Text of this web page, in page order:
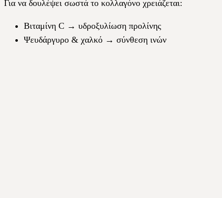
Για να δουλέψει σωστά το κολλαγόνο χρειάζεται:
Βιταμίνη C → υδροξυλίωση προλίνης
Ψευδάργυρο & χαλκό → σύνθεση ινών